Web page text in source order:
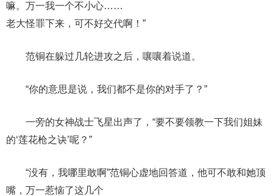
嘛。万一我一个不小心……
老大怪罪下来，可不好交代啊！”
范铜在躲过几轮进攻之后，嚷嚷着说道。
“你的意思是说，我们都不是你的对手了？”
一旁的女神战士飞星出声了，“要不要领教一下我们姐妹
的‘莲花枪之诀’呢？”
“没有，我哪里敢啊”范铜心虚地回答道，他可不敢和她顶
嘴，万一惹恼了这几个